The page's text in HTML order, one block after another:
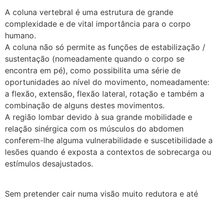
A coluna vertebral é uma estrutura de grande
complexidade e de vital importância para o corpo
humano.
A coluna não só permite as funções de estabilização /
sustentação (nomeadamente quando o corpo se
encontra em pé), como possibilita uma série de
oportunidades ao nível do movimento, nomeadamente:
a flexão, extensão, flexão lateral, rotação e também a
combinação de alguns destes movimentos.
A região lombar devido à sua grande mobilidade e
relação sinérgica com os músculos do abdomen
conferem-lhe alguma vulnerabilidade e suscetibilidade a
lesões quando é exposta a contextos de sobrecarga ou
estímulos desajustados.
Sem pretender cair numa visão muito redutora e até